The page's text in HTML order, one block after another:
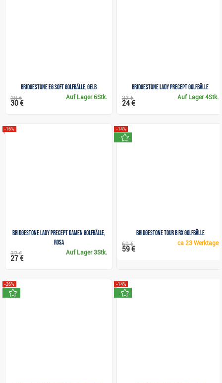
Bridgestone e6 Soft Golfbälle, gelb
Auf Lager6Stk.
38 €
30 €
Bridgestone Lady Precept Golfbälle
Auf Lager4Stk.
32 €
24 €
Bridgestone Lady Precept Damen Golfbälle,
rosa
-16%
Auf Lager3Stk.
32 €
27 €
Bridgestone Tour B RX Golfbälle
-14%
ca 23 Werktage
69 €
59 €
-26% -14%